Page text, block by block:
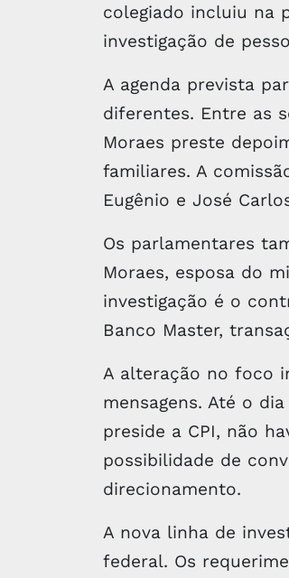
colegiado incluiu na
investigação de
A agenda prevista
diferentes. Entre as
Moraes preste
familiares. A
Eugênio e José
Os parlamentares
Moraes, esposa do
investigação é o
Banco Master,
A alteração no foco
mensagens. Até o
preside a CPI, não
possibilidade de
direcionamento.
A nova linha de
federal. Os